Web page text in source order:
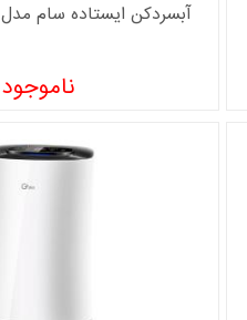
آبسردکن ایستاده سام مدل WD-S845W BL
ناموجود